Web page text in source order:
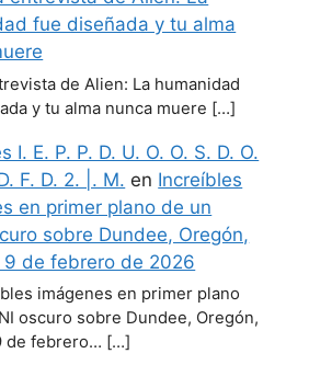
fue diseñada y tu alma
de Alien: La humanidad
y tu alma nunca muere […]
I. E. P. P. D. U. O. O. S. D. O.
F. D. 2. |. M. en Increíbles
en primer plano de un
sobre Dundee, Oregón,
9 de febrero de 2026
imágenes en primer plano
oscuro sobre Dundee, Oregón,
de febrero… […]